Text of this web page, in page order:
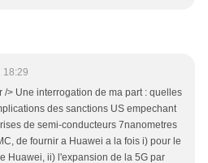
18:29
/> Une interrogation de ma part : quelles
des sanctions US empechant
de semi-conducteurs 7nanometres
de fournir a Huawei a la fois i) pour le
Huawei, ii) l'expansion de la 5G par